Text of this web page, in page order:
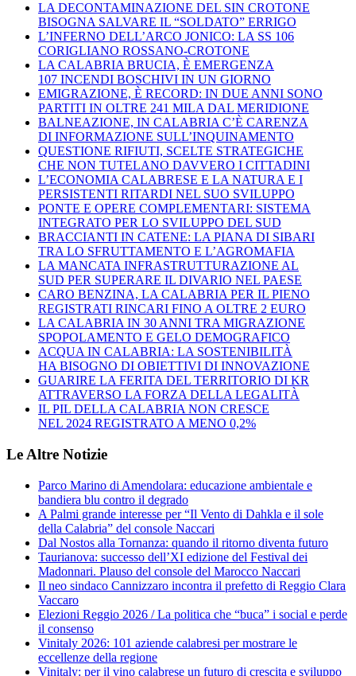
LA DECONTAMINAZIONE DEL SIN CROTONE
BISOGNA SALVARE IL “SOLDATO” ERRIGO
L’INFERNO DELL’ARCO JONICO: LA SS 106
CORIGLIANO ROSSANO-CROTONE
LA CALABRIA BRUCIA, È EMERGENZA
107 INCENDI BOSCHIVI IN UN GIORNO
EMIGRAZIONE, È RECORD: IN DUE ANNI SONO
PARTITI IN OLTRE 241 MILA DAL MERIDIONE
BALNEAZIONE, IN CALABRIA C’È CARENZA
DI INFORMAZIONE SULL’INQUINAMENTO
QUESTIONE RIFIUTI, SCELTE STRATEGICHE
CHE NON TUTELANO DAVVERO I CITTADINI
L’ECONOMIA CALABRESE E LA NATURA E I
PERSISTENTI RITARDI NEL SUO SVILUPPO
PONTE E OPERE COMPLEMENTARI: SISTEMA
INTEGRATO PER LO SVILUPPO DEL SUD
BRACCIANTI IN CATENE: LA PIANA DI SIBARI
TRA LO SFRUTTAMENTO E L’AGROMAFIA
LA MANCATA INFRASTRUTTURAZIONE AL
SUD PER SUPERARE IL DIVARIO NEL PAESE
CARO BENZINA, LA CALABRIA PER IL PIENO
REGISTRATI RINCARI FINO A OLTRE 2 EURO
LA CALABRIA IN 30 ANNI TRA MIGRAZIONE
SPOPOLAMENTO E GELO DEMOGRAFICO
ACQUA IN CALABRIA: LA SOSTENIBILITÀ
HA BISOGNO DI OBIETTIVI DI INNOVAZIONE
GUARIRE LA FERITA DEL TERRITORIO DI KR
ATTRAVERSO LA FORZA DELLA LEGALITÀ
IL PIL DELLA CALABRIA NON CRESCE
NEL 2024 REGISTRATO A MENO 0,2%
Le Altre Notizie
Parco Marino di Amendolara: educazione ambientale e
bandiera blu contro il degrado
A Palmi grande interesse per “Il Vento di Dahkla e il sole
della Calabria” del console Naccari
Dal Nostos alla Tornanza: quando il ritorno diventa futuro
Taurianova: successo dell’XI edizione del Festival dei
Madonnari. Plauso del console del Marocco Naccari
Il neo sindaco Cannizzaro incontra il prefetto di Reggio Clara
Vaccaro
Elezioni Reggio 2026 / La politica che “buca” i social e perde
il consenso
Vinitaly 2026: 101 aziende calabresi per mostrare le
eccellenze della regione
Vinitaly: per il vino calabrese un futuro di crescita e sviluppo